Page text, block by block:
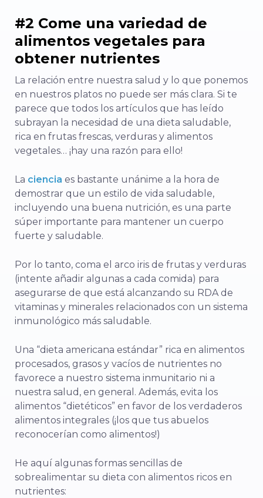
#2 Come una variedad de
alimentos vegetales para
obtener nutrientes
La relación entre nuestra salud y lo que ponemos
en nuestros platos no puede ser más clara. Si te
parece que todos los artículos que has leído
subrayan la necesidad de una dieta saludable,
rica en frutas frescas, verduras y alimentos
vegetales… ¡hay una razón para ello!
La ciencia es bastante unánime a la hora de
demostrar que un estilo de vida saludable,
incluyendo una buena nutrición, es una parte
súper importante para mantener un cuerpo
fuerte y saludable.
Por lo tanto, coma el arco iris de frutas y verduras
(intente añadir algunas a cada comida) para
asegurarse de que está alcanzando su RDA de
vitaminas y minerales relacionados con un sistema
inmunológico más saludable.
Una “dieta americana estándar” rica en alimentos
procesados, grasos y vacíos de nutrientes no
favorece a nuestro sistema inmunitario ni a
nuestra salud, en general. Además, evita los
alimentos “dietéticos” en favor de los verdaderos
alimentos integrales (¡los que tus abuelos
reconocerían como alimentos!)
He aquí algunas formas sencillas de
sobrealimentar su dieta con alimentos ricos en
nutrientes: